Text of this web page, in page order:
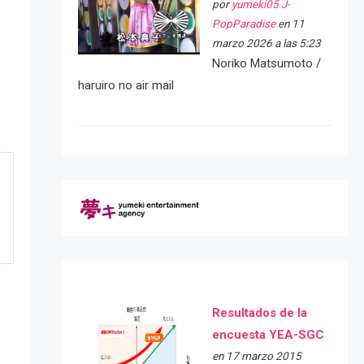
por yumeki05 J-
PopParadiseen 11
marzo 2026 a las 5:23
Noriko Matsumoto /
haruiro no air mail
Resultados de la
encuesta YEA-SGC
en 17 marzo 2015